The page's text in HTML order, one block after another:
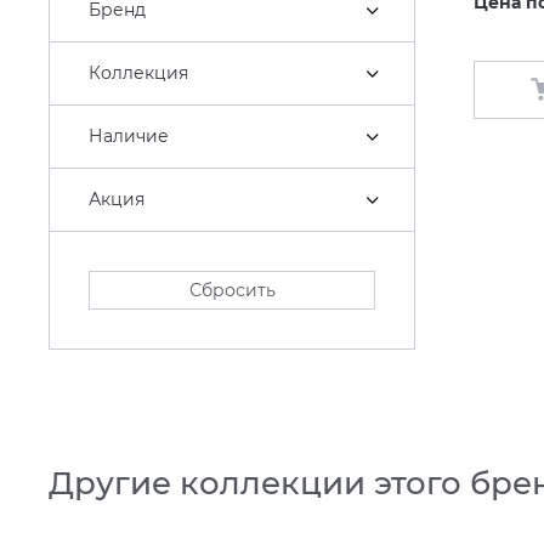
Бренд
Коллекция
Наличие
Акция
Сбросить
Другие коллекции этого